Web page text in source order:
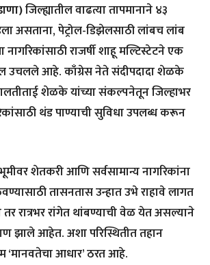
जिल्ह्यातील वाढत्या तापमानाने ४३
असताना, पेट्रोल-डिझेलसाठी लांबच लांब
नागरिकांसाठी राजर्षी शाहू मल्टिस्टेटने एक
उचलले आहे. काँग्रेस नेते संदीपदादा शेळके
शेळके यांच्या संकल्पनेतून जिल्हाभर
थंड पाण्याची सुविधा उपलब्ध करून
शेतकरी आणि सर्वसामान्य नागरिकांना
तासनतास उन्हात उभे राहावे लागत
रात्रभर रांगेत थांबण्याची वेळ येत असल्याने
झाले आहेत. अशा परिस्थितीत तहान
‘मानवतेचा आधार’ ठरत आहे.